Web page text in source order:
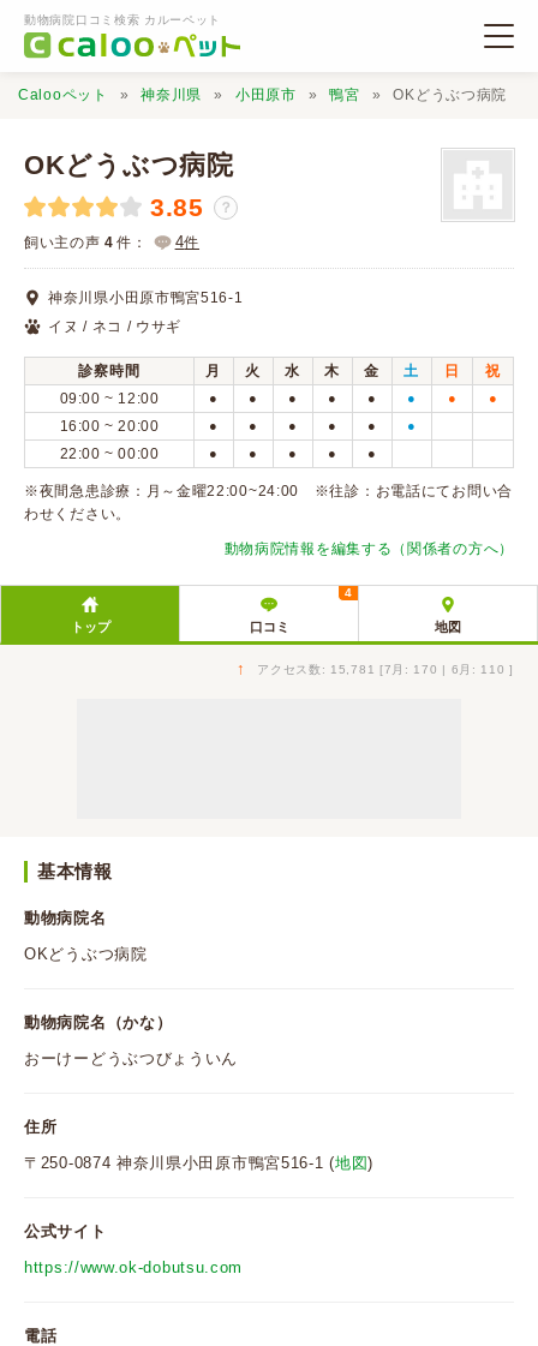
動物病院口コミ検索 カルーペット
動物病院検索
口コミ検索
Calooペットとは？
口コミ投稿
Calooペット 神奈川県 小田原市 鴨宮 OKどうぶつ病院
OKどうぶつ病院
3.85 ？
飼い主の声 4 件： 4件
神奈川県小田原市鴨宮516-1
イヌ / ネコ / ウサギ
診察時間 月 火 水 木 金 土 日
祝
09:00 ~ 12:00
● ● ● ● ● ● ● ●
16:00 ~ 20:00 ● ● ● ● ● ●
22:00 ~ 00:00 ● ● ● ● ●
※夜間急患診療：月～金曜22:00~24:00 ※往診：お電話にてお問い合
わせください。
動物病院情報を編集する（関係者の方へ）
トップ 口コミ
4
地図
↑ アクセス数: 15,781 [7月: 170 | 6月: 110 ]
基本情報
動物病院名
OKどうぶつ病院
動物病院名（かな）
おーけーどうぶつびょういん
住所
〒250-0874 神奈川県小田原市鴨宮516-1 (地図)
公式サイト
https://www.ok-dobutsu.com
電話